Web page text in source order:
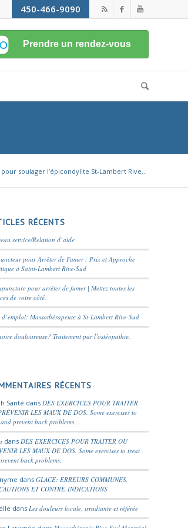
450-466-9090
soulager l’épicondylite St-Lambert Rive...
RÉCENTS
service/Relation d’aide
pour Arrêter de Fumer : Prix et Approche
à Saint-Lambert Rive-Sud
pour arrêter de fumer | Mettez toutes les
de votre côté.
d’emploi: Massothérapeute à St-Lambert Rive-Sud
douloureuse? Traitement par l’ostéopathie.
RÉCENTS
Santé dans DES EXERCICES POUR TRAITER
LES MAUX DE DOS. Some exercises to
prevent back problems.
dans DES EXERCICES POUR TRAITER OU
LES MAUX DE DOS. Some exercises to treat
back problems.
dansGLACE: ERREURS COMMUNES,
ET CONTRE-INDICATIONS
dans Les douleurs locale, irradiante et référée